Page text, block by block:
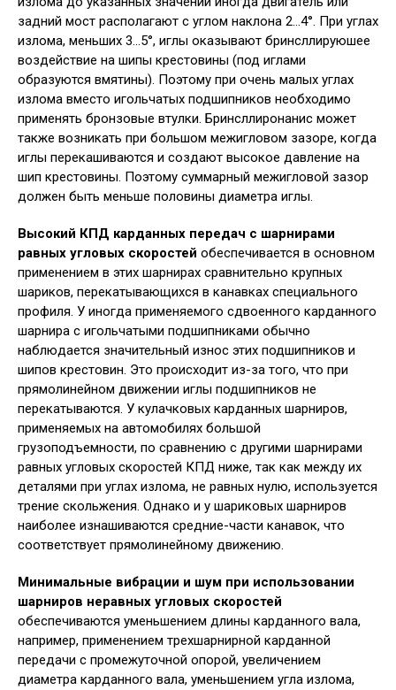
задний мост располагают с углом наклона 2…4°. При углах
излома, меньших 3…5°, иглы оказывают бринсллируюшее
воздействие на шипы крестовины (под иглами
образуются вмятины). Поэтому при очень малых углах
излома вместо игольчатых подшипников необходимо
применять бронзовые втулки. Бринсллиронанис может
также возникать при большом межигловом зазоре, когда
иглы перекашиваются и создают высокое давление на
шип крестовины. Поэтому суммарный межигловой зазор
должен быть меньше половины диаметра иглы.
Высокий КПД карданных передач с шарнирами
равных угловых скоростей обеспечивается в основном
применением в этих шарнирах сравнительно крупных
шариков, перекатывающихся в канавках специального
профиля. У иногда применяемого сдвоенного карданного
шарнира с игольчатыми подшипниками обычно
наблюдается значительный износ этих подшипников и
шипов крестовин. Это происходит из-за того, что при
прямолинейном движении иглы подшипников не
перекатываются. У кулачковых карданных шарниров,
применяемых на автомобилях большой
грузоподъемности, по сравнению с другими шарнирами
равных угловых скоростей КПД ниже, так как между их
деталями при углах излома, не равных нулю, используется
трение скольжения. Однако и у шариковых шарниров
наиболее изнашиваются средние-части канавок, что
соответствует прямолинейному движению.
Минимальные вибрации и шум при использовании
шарниров неравных угловых скоростей
обеспечиваются уменьшением длины карданного вала,
например, применением трехшарнирной карданной
передачи с промежуточной опорой, увеличением
диаметра карданного вала, уменьшением угла излома,